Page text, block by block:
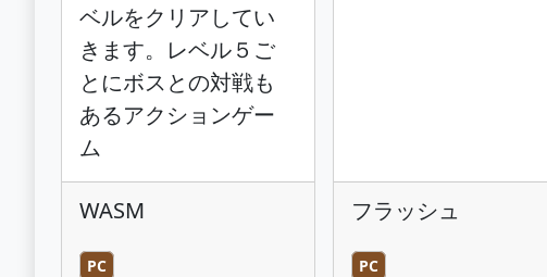
ベルをクリアしてい
きます。レベル５ご
とにボスとの対戦も
あるアクションゲー
ム
WASM
PC
フラッシュ
PC